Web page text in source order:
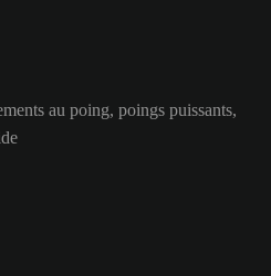
au poing, poings puissants,